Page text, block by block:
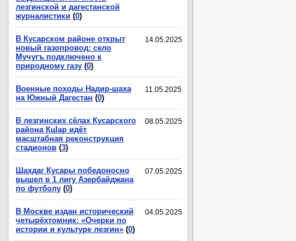
лезгинской и дагестанской
журналистики (0)
14.05.2025
В Кусарском районе открыт
новый газопровод: село
Мучугъ подключено к
природному газу (0)
11.05.2025
Военные походы Надир-шаха
на Южный Дагестан (0)
08.05.2025
В лезгинских сёлах Кусарского
района КцIар идёт
масштабная реконструкция
стадионов (3)
07.05.2025
Шахдаг Кусары победоносно
вышел в 1 лигу Азербайджана
по футболу (0)
04.05.2025
В Москве издан исторический
четырёхтомник: «Очерки по
истории и культуре лезгин» (0)